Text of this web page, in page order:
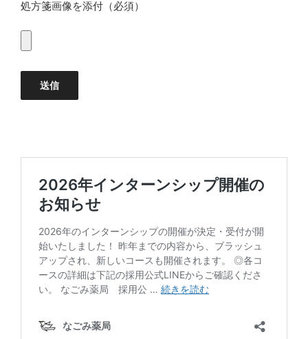
処方箋画像を添付（必須）